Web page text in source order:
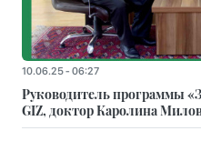
10.06.25 - 06:27
Руководитель программы
GIZ, доктор Каролина